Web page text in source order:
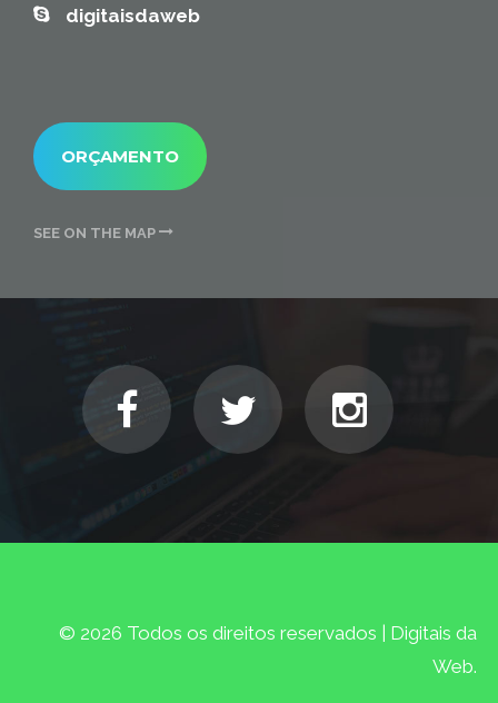
digitaisdaweb
ORÇAMENTO
SEE ON THE MAP
© 2026 Todos os direitos reservados | Digitais da
Web.